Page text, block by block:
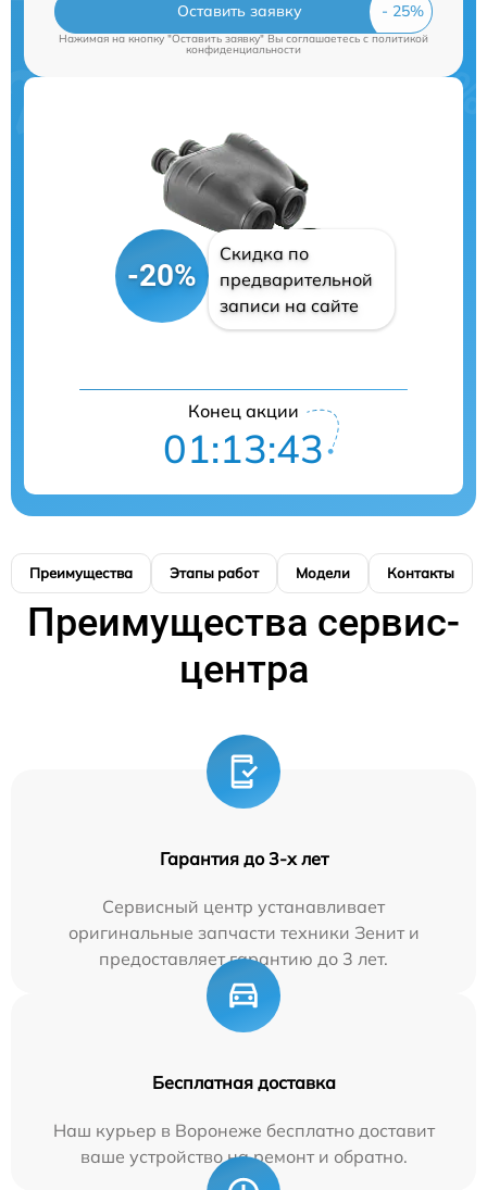
Оставить заявку
Нажимая на кнопку "Оставить заявку" Вы соглашаетесь cполитикой
конфиденциальности
-20%
Скидка по
предварительной
записи на сайте
Конец акции
01:13:42
Преимущества Этапы работ Модели Контакты
Преимущества сервис-
центра
Гарантия до 3-х лет
Сервисный центр устанавливает
оригинальные запчасти техники Зенит и
предоставляет гарантию до 3 лет.
Бесплатная доставка
Наш курьер в Воронеже бесплатно доставит
ваше устройство на ремонт и обратно.